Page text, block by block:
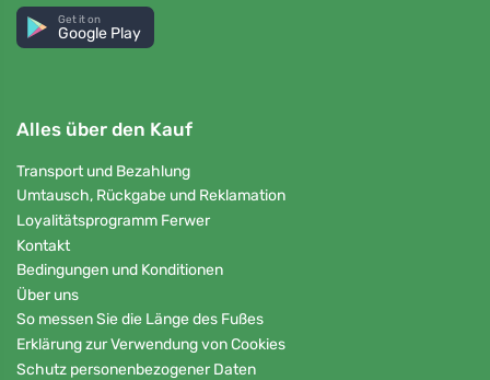
Get it on
Google Play
Alles über den Kauf
Transport und Bezahlung
Umtausch, Rückgabe und Reklamation
Loyalitätsprogramm Ferwer
Kontakt
Bedingungen und Konditionen
Über uns
So messen Sie die Länge des Fußes
Erklärung zur Verwendung von Cookies
Schutz personenbezogener Daten